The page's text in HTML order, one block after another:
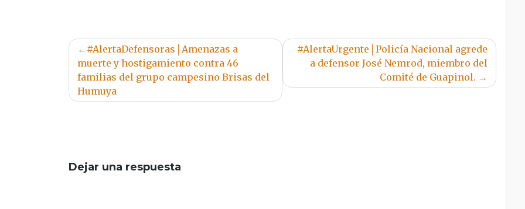
Navegación
de
entradas
#AlertaDefensoras│Amenazas a
muerte y hostigamiento contra 46
familias del grupo campesino Brisas del
Humuya
#AlertaUrgente│Policía Nacional agrede
a defensor José Nemrod, miembro del
Comité de Guapinol.
Dejar una respuesta